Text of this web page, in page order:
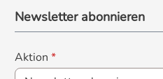
und Laborbereich
wenn Sie in
fließendem
Newsletter abonnieren
Aktion *